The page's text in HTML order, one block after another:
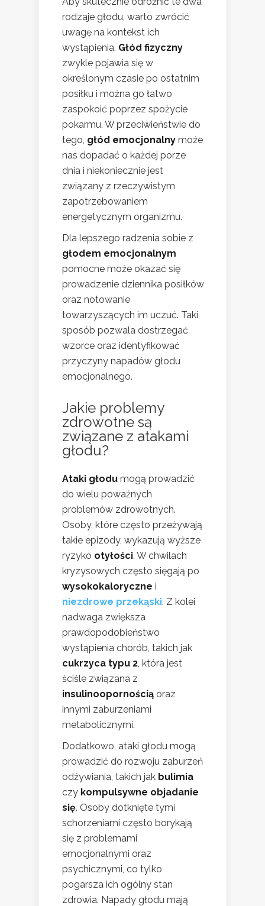
rodzaje głodu, warto zwrócić
uwagę na kontekst ich
wystąpienia. Głód fizyczny
zwykle pojawia się w
określonym czasie po ostatnim
posiłku i można go łatwo
zaspokoić poprzez spożycie
pokarmu. W przeciwieństwie do
tego, głód emocjonalny może
nas dopadać o każdej porze
dnia i niekoniecznie jest
związany z rzeczywistym
zapotrzebowaniem
energetycznym organizmu.
Dla lepszego radzenia sobie z
głodem emocjonalnym
pomocne może okazać się
prowadzenie dziennika posiłków
oraz notowanie
towarzyszących im uczuć. Taki
sposób pozwala dostrzegać
wzorce oraz identyfikować
przyczyny napadów głodu
emocjonalnego.
Jakie problemy
zdrowotne są
związane z atakami
głodu?
Ataki głodu mogą prowadzić
do wielu poważnych
problemów zdrowotnych.
Osoby, które często przeżywają
takie epizody, wykazują wyższe
ryzyko otyłości. W chwilach
kryzysowych często sięgają po
wysokokaloryczne i
niezdrowe przekąski. Z kolei
nadwaga zwiększa
prawdopodobieństwo
wystąpienia chorób, takich jak
cukrzyca typu 2 , która jest
ściśle związana z
insulinoopornością oraz
innymi zaburzeniami
metabolicznymi.
Dodatkowo, ataki głodu mogą
prowadzić do rozwoju zaburzeń
odżywiania, takich jak bulimia
czy kompulsywne objadanie
się. Osoby dotknięte tymi
schorzeniami często borykają
się z problemami
emocjonalnymi oraz
psychicznymi, co tylko
pogarsza ich ogólny stan
zdrowia. Napady głodu mają